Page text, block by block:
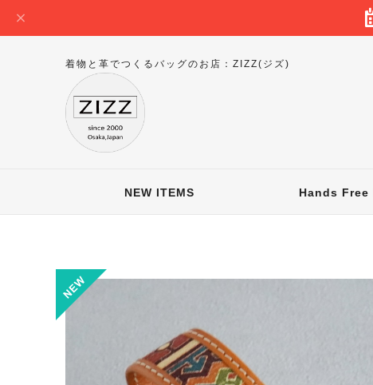
着物と革でつくるバッグのお店：ZIZZ(ジズ)
NEW ITEMS Hands Free